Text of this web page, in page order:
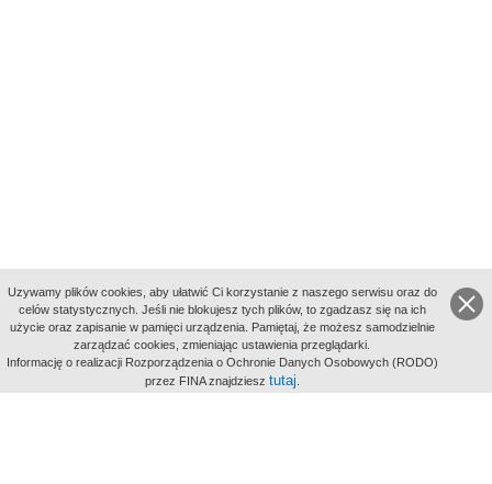
aktywności
Uzywamy plików cookies, aby ułatwić Ci korzystanie z naszego serwisu oraz do
celów statystycznych. Jeśli nie blokujesz tych plików, to zgadzasz się na ich
użycie oraz zapisanie w pamięci urządzenia. Pamiętaj, że możesz samodzielnie
zarządzać cookies, zmieniając ustawienia przeglądarki.
Informację o realizacji Rozporządzenia o Ochronie Danych Osobowych (RODO)
przez FINA znajdziesz tutaj